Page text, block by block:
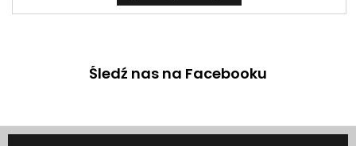
Śledź nas na Facebooku